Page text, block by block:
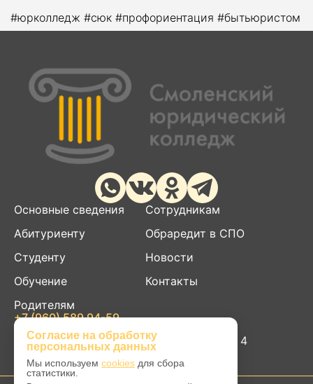
#юрколледж #сюк #профориентация #бытьюристом
Основные сведения
Абитуриенту
Студенту
Обучение
Родителям
Сотрудникам
Обраредит в СПО
Новости
Контакты
+7 (960) 589 94-59
smolurik@yandex.ru
214004, г. Смоленск, ул. Пригородная д. 4
Согласие на обработку
персональных данных
Мы используем cookies для сбора
статистики.